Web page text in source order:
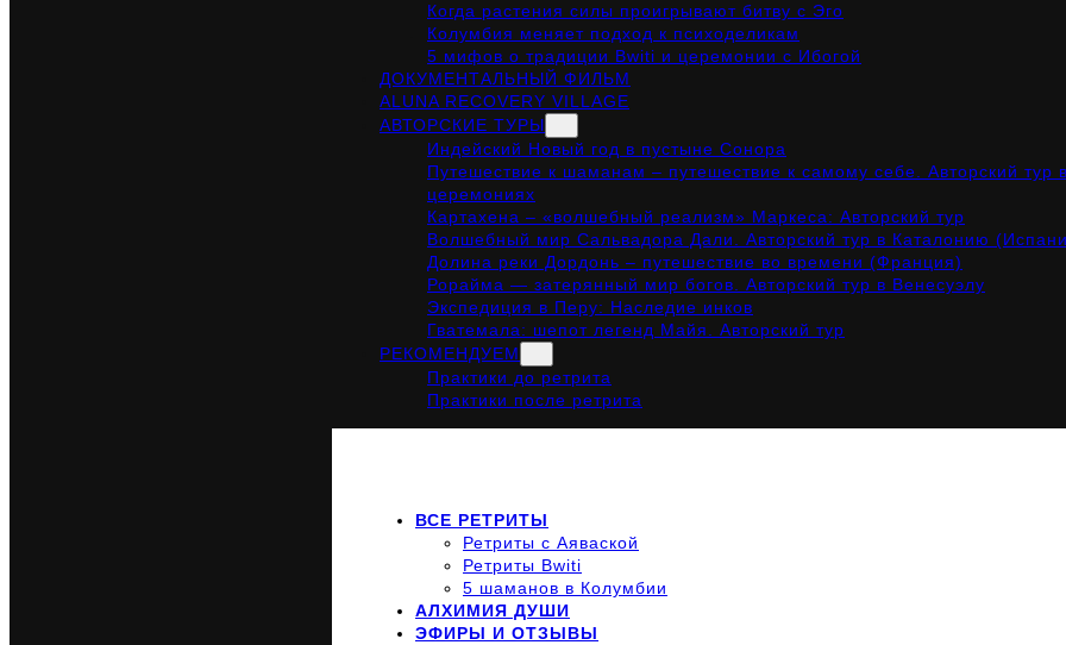
Когда растения силы проигрывают битву с Эго
Колумбия меняет подход к психоделикам
5 мифов о традиции Bwiti и церемонии с Ибогой
ДОКУМЕНТАЛЬНЫЙ ФИЛЬМ
ALUNA RECOVERY VILLAGE
АВТОРСКИЕ ТУРЫ
Индейский Новый год в пустыне Сонора
Путешествие к шаманам – путешествие к самому себе. Авторский тур
церемониях
Картахена – «волшебный реализм» Маркеса: Авторский тур
Волшебный мир Сальвадора Дали. Авторский тур в Каталонию
Долина реки Дордонь – путешествие во времени (Франция)
Рорайма — затерянный мир богов. Авторский тур в Венесуэлу
Экспедиция в Перу: Наследие инков
Гватемала: шепот легенд Майя. Авторский тур
РЕКОМЕНДУЕМ
Практики до ретрита
Практики после ретрита
ВСЕ РЕТРИТЫ
Ретриты с Аяваской
Ретриты Bwiti
5 шаманов в Колумбии
АЛХИМИЯ ДУШИ
ЭФИРЫ И ОТЗЫВЫ